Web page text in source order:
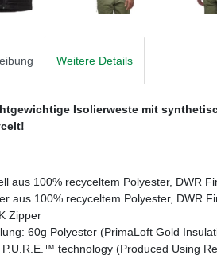
Weitere Details
Isolierweste mit
aus 100% recyceltem Polyester, DWR
aus 100% recyceltem Polyester, DWR
Zipper
60g Polyester (PrimaLoft Gold
P.U.R.E.™ technology (Produced Using